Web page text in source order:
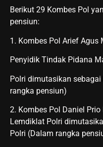
Berikut 29 Kombes Pol
pensiun:
1. Kombes Pol Arief Agus
Penyidik Tindak Pidana
Polri dimutasikan
rangka pensiun)
2. Kombes Pol Daniel
Lemdiklat Polri
Polri (Dalam rangka